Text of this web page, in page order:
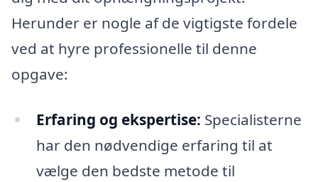
Herunder er nogle af de vigtigste fordele
ved at hyre professionelle til denne
opgave:
Erfaring og ekspertise: Specialisterne
har den nødvendige erfaring til at
vælge den bedste metode til